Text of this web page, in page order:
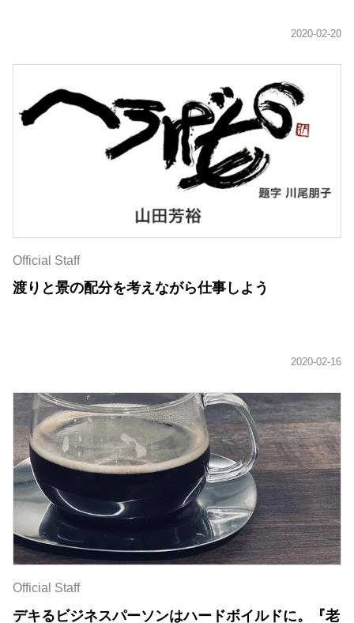
Official Staff
渡りと景の配分を考えながら仕事しよう
Official Staff
デキるビジネスパーソンはハードボイルドに。『老